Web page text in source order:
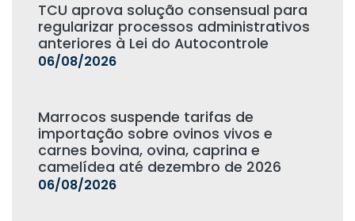
TCU aprova solução consensual para
regularizar processos administrativos
anteriores à Lei do Autocontrole
06/08/2026
Marrocos suspende tarifas de
importação sobre ovinos vivos e
carnes bovina, ovina, caprina e
camelídea até dezembro de 2026
06/08/2026